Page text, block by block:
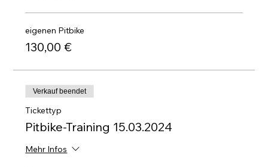
eigenen Pitbike
130,00 €
Verkauf beendet
Tickettyp
Pitbike-Training 15.03.2024
Mehr Infos